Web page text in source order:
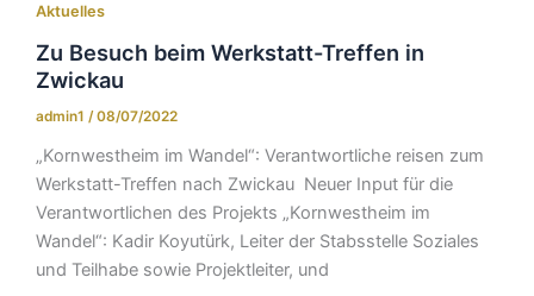
Aktuelles
Zu Besuch beim Werkstatt-Treffen in
Zwickau
admin1 /08/07/2022
„Kornwestheim im Wandel“: Verantwortliche reisen zum
Werkstatt-Treffen nach Zwickau Neuer Input für die
Verantwortlichen des Projekts „Kornwestheim im
Wandel“: Kadir Koyutürk, Leiter der Stabsstelle Soziales
und Teilhabe sowie Projektleiter, und